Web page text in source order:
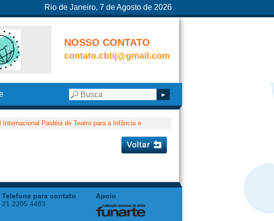
Rio de Janeiro, 7 de Agosto de 2026
NOSSO CONTATO
contato.cbtij@gmail.com
Paidéia de Teatro para a Infância e
Telefone para contato
21 2205 4483
Apoio